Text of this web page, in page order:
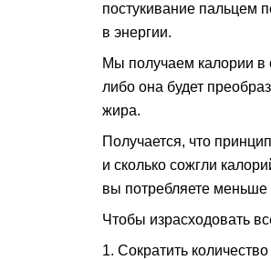
постукивание пальцем
в энергии.
Мы получаем калории в
либо она будет
жира.
Получается, что
и сколько сожгли
вы потребляете меньше
Чтобы израсходовать
Сократить